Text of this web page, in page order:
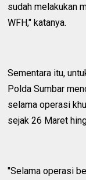
sudah melakukan
WFH," katanya.
Sementara itu,
Polda Sumbar
selama operasi
sejak 26 Maret
"Selama operasi